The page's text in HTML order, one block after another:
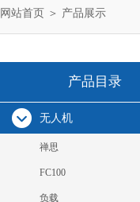
网站首页 ＞ 产品展示
产品目录
无人机
禅思
FC100
负载